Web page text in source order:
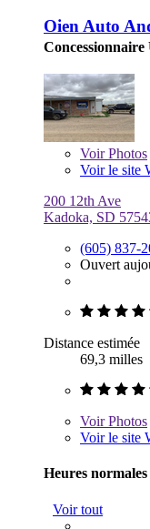
Oien Auto
Concessionnaire
VoirPhotos
Voir le site
200 12th Ave
Kadoka, SD
(605) 837-
Ouvert
Distance estimée
69,3 milles
VoirPhotos
Voir le site
Heures normales
Voir tout